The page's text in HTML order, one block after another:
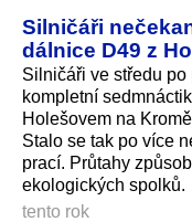
Silničáři
dálnice D49 z
Silničáři ve středu
kompletní
Holešovem na
Stalo se tak po více
prací. Průtahy
ekologických spolků.
tento rok